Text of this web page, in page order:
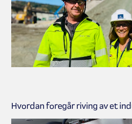
Hvordan foregår riving av et